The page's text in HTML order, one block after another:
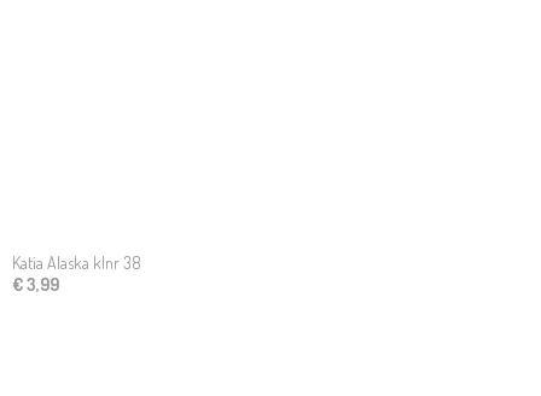
Katia Alaska klnr 38
€ 3,99